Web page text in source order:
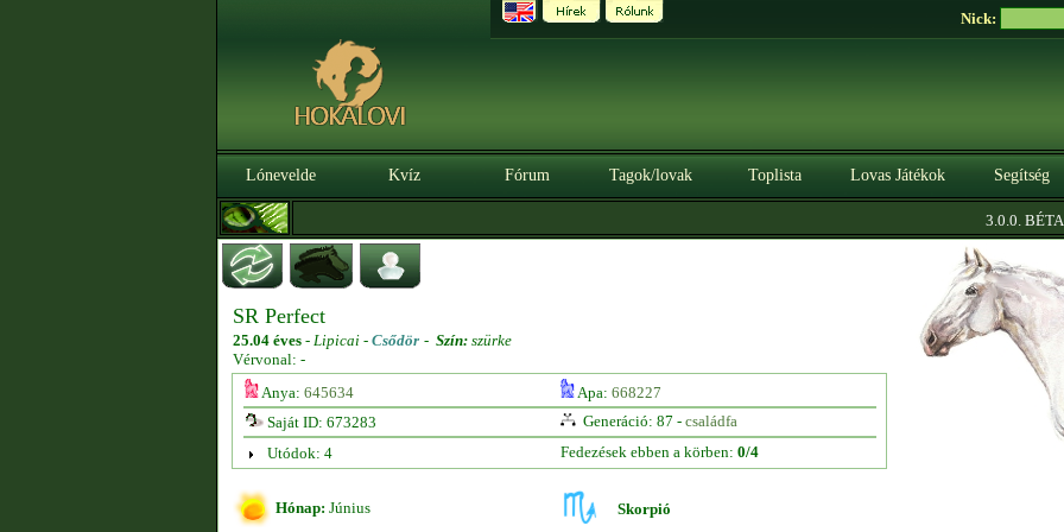
Nick:
Lónevelde Kvíz Fórum Tagok/lovak Toplista Lovas Játékok Segítség
3.0.0. BÉTA|
SR Perfect
25.04 éves - Lipicai - Csődör - Szín: szürke
Vérvonal: -
Anya: 645634 Apa: 668227
Saját ID: 673283
Generáció: 87 - családfa
Utódok: 4
Fedezések ebben a körben: 0/4
Hónap: Június Skorpió